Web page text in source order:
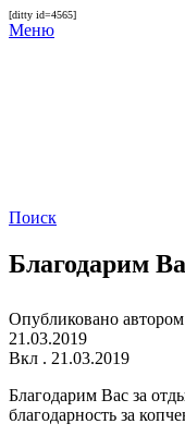
[ditty id=4565]
Меню
Поиск
Благодарим
Опубликовано автором
21.03.2019
Вкл . 21.03.2019
Благодарим Вас за
благодарность за